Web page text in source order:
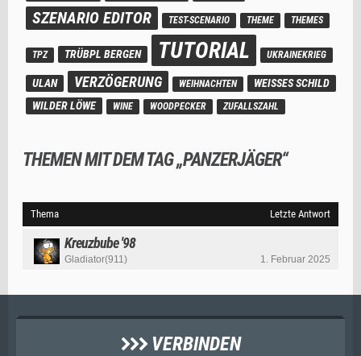
SZENARIO EDITOR TEST-SCENARIO THEME THEMES
TPZ TRÜBPL BERGEN TUTORIAL UKRAINEKRIEG
ULAN VERZÖGERUNG WEIHNACHTEN
WEISSES SCHILD
WILDER LÖWE
WINE WOODPECKER ZUFALLSZAHL
THEMEN MIT DEM TAG „PANZERJÄGER“
Thema Letzte Antwort
Kreuzbube '98
Gladiator(911) 1. Februar 2025
VERBINDEN